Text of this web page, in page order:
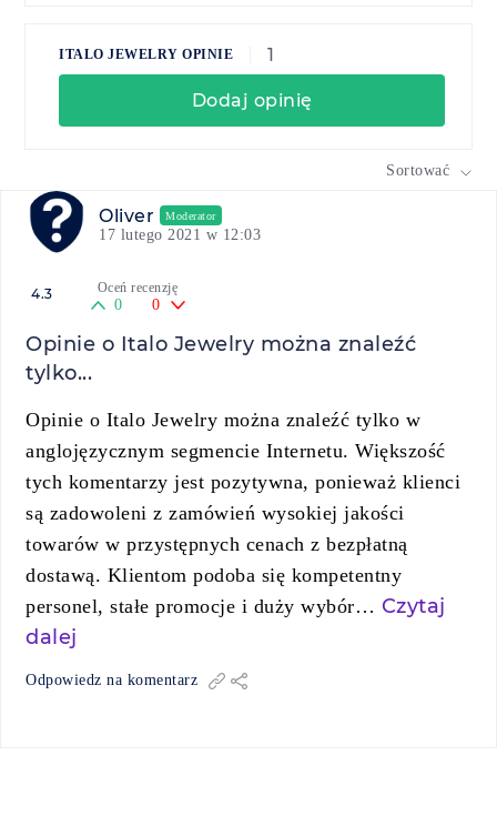
ITALO JEWELRY OPINIE 1
Dodaj opinię
Sortować
Oliver Moderator
17 lutego 2021 w 12:03
4.3 Oceń recenzję
0 0
Opinie o Italo Jewelry można znaleźć
tylko...
Opinie o Italo Jewelry można znaleźć tylko w
anglojęzycznym segmencie Internetu. Większość
tych komentarzy jest pozytywna, ponieważ klienci
są zadowoleni z zamówień wysokiej jakości
towarów w przystępnych cenach z bezpłatną
dostawą. Klientom podoba się kompetentny
personel, stałe promocje i duży wybór… Czytaj
dalej
Odpowiedz na komentarz